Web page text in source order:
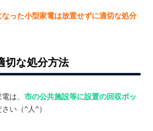
なった小型家電は放置せずに適切な処分
切な処分方法
は、 市の公共施設等に設置の回収ボッ
い（^人^）